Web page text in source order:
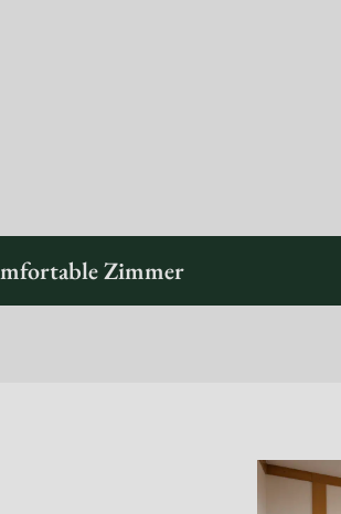
Zimmer